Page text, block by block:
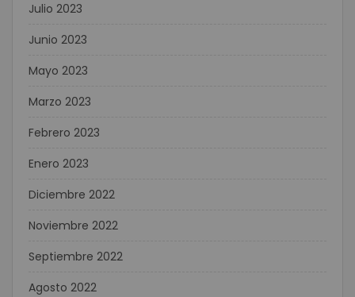
Julio 2023
Junio 2023
Mayo 2023
Marzo 2023
Febrero 2023
Enero 2023
Diciembre 2022
Noviembre 2022
Septiembre 2022
Agosto 2022